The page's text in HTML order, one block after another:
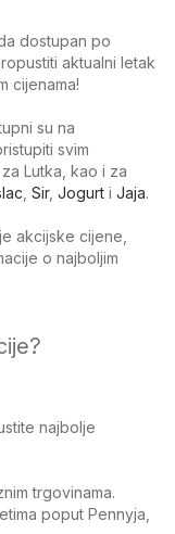
dostupan po
aktualni letak
cijenama!
su na
svim
Lutka, kao i za
Sir, Jogurt i Jaja.
akcijske cijene,
o najboljim
najbolje
trgovinama.
poput Pennyja,